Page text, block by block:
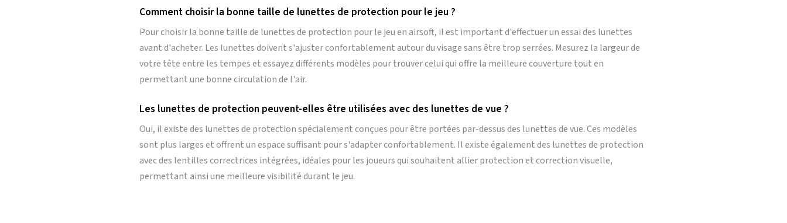
Comment choisir la bonne taille de lunettes de protection pour le jeu ?
Pour choisir la bonne taille de lunettes de protection pour le jeu en airsoft, il est important d'effectuer un essai des lunettes
avant d'acheter. Les lunettes doivent s'ajuster confortablement autour du visage sans être trop serrées. Mesurez la largeur de
votre tête entre les tempes et essayez différents modèles pour trouver celui qui offre la meilleure couverture tout en
permettant une bonne circulation de l'air.
Les lunettes de protection peuvent-elles être utilisées avec des lunettes de vue ?
Oui, il existe des lunettes de protection spécialement conçues pour être portées par-dessus des lunettes de vue. Ces modèles
sont plus larges et offrent un espace suffisant pour s'adapter confortablement. Il existe également des lunettes de protection
avec des lentilles correctrices intégrées, idéales pour les joueurs qui souhaitent allier protection et correction visuelle,
permettant ainsi une meilleure visibilité durant le jeu.